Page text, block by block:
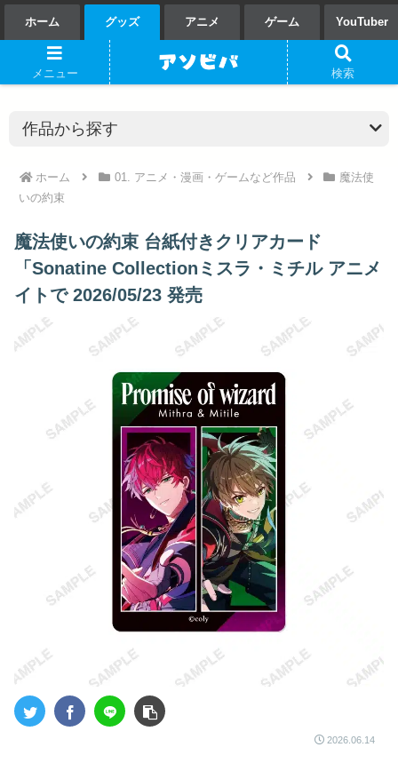
ホーム グッズ アニメ ゲーム YouTuber
ホーム 01. アニメ・漫画・ゲームなど作品
魔法使
いの約束
魔法使いの約束 台紙付きクリアカード
「Sonatine Collectionミスラ・ミチル アニメ
イトで 2026/05/23 発売
2026.06.14
メニュー 検索